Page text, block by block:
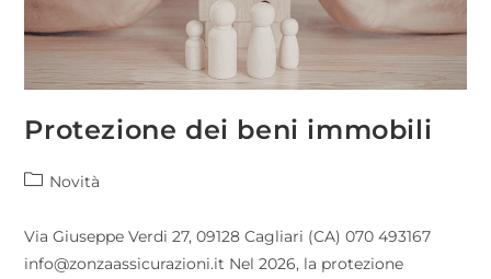
Protezione dei beni immobili
Novità
Via Giuseppe Verdi 27, 09128 Cagliari (CA) 070 493167
info@zonzaassicurazioni.it Nel 2026, la protezione